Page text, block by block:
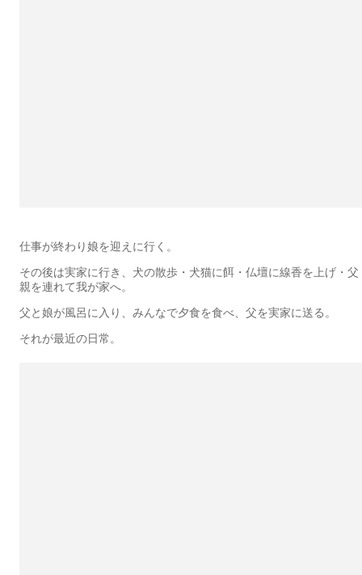
仕事が終わり娘を迎えに行く。
その後は実家に行き、犬の散歩・犬猫に餌・仏壇に線香を上げ・父
親を連れて我が家へ。
父と娘が風呂に入り、みんなで夕食を食べ、父を実家に送る。
それが最近の日常。